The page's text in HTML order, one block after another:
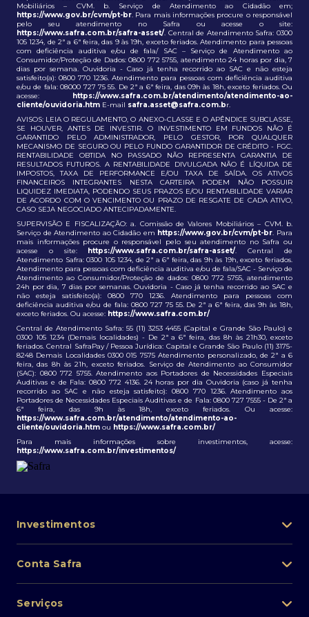
Mobiliários – CVM. b. Serviço de Atendimento ao Cidadão em;
https://www.gov.br/cvm/pt-br. Para mais informações procure o responsável
pelo seu atendimento no Safra ou acesse o site:
https://www.safra.com.br/safra-asset/. Central de Atendimento Safra: 0300
105 1234, de 2ª a 6ª feira, das 9 às 19h, exceto feriados. Atendimento para pessoas
com deficiência auditiva e/ou de fala/ SAC – Serviço de Atendimento ao
Consumidor/Proteção de Dados: 0800 772 5755, atendimento 24 horas por dia, 7
dias por semana. Ouvidoria - Caso já tenha recorrido ao SAC e não esteja
satisfeito(a): 0800 770 1236. Atendimento para pessoas com deficiência auditiva
e/ou de fala: 08000 727 75 55. De 2ª a 6ª feira, das 09h às 18h, exceto feriados. Ou
acesse: https://www.safra.com.br/atendimento/atendimento-ao-
cliente/ouvidoria.htm E-mail safra.asset@safra.com.br.
AVISOS: LEIA O REGULAMENTO, O ANEXO-CLASSE E O APÊNDICE SUBCLASSE,
SE HOUVER, ANTES DE INVESTIR. O INVESTIMENTO EM FUNDOS NÃO É
GARANTIDO PELO ADMINISTRADOR, PELO GESTOR, POR QUALQUER
MECANISMO DE SEGURO OU PELO FUNDO GARANTIDOR DE CRÉDITO - FGC.
RENTABILIDADE OBTIDA NO PASSADO NÃO REPRESENTA GARANTIA DE
RESULTADOS FUTUROS. A RENTABILIDADE DIVULGADA NÃO É LÍQUIDA DE
IMPOSTOS, TAXA DE PERFORMANCE E/OU TAXA DE SAÍDA. OS ATIVOS
FINANCEIROS INTEGRANTES NESTA CARTEIRA PODEM NÃO POSSUIR
LIQUIDEZ IMEDIATA, PODENDO SEUS PRAZOS E/OU RENTABILIDADE VARIAR
DE ACORDO COM O VENCIMENTO OU PRAZO DE RESGATE DE CADA ATIVO,
CASO SEJA NEGOCIADO ANTECIPADAMENTE.
SUPERVISÃO E FISCALIZAÇÃO: a. Comissão de Valores Mobiliários – CVM. b.
Serviço de Atendimento ao Cidadão em https://www.gov.br/cvm/pt-br. Para
mais informações procure o responsável pelo seu atendimento no Safra ou
acesse o site: https://www.safra.com.br/safra-asset/. Central de
Atendimento Safra: 0300 105 1234, de 2ª a 6ª feira, das 9h às 19h, exceto feriados.
Atendimento para pessoas com deficiência auditiva e/ou de fala/SAC - Serviço de
Atendimento ao Consumidor/Proteção de dados: 0800 772 5755, atendimento
24h por dia, 7 dias por semanas. Ouvidoria - Caso já tenha recorrido ao SAC e
não esteja satisfeito(a): 0800 770 1236. Atendimento para pessoas com
deficiência auditiva e/ou de fala: 0800 727 75 55. De 2ª a 6ª feira, das 9h às 18h,
exceto feriados. Ou acesse: https://www.safra.com.br/
Central de Atendimento Safra: 55 (11) 3253 4455 (Capital e Grande São Paulo) e
0300 105 1234 (Demais localidades) - De 2ª a 6ª feira, das 8h às 21h30, exceto
feriados. Central SafraPay / Pessoa Jurídica: Capital e Grande São Paulo (11) 3175-
8248 Demais Localidades 0300 015 7575 Atendimento personalizado, de 2ª a 6
feira, das 8h às 21h, exceto feriados. Serviço de Atendimento ao Consumidor
(SAC): 0800 772 5755. Atendimento aos Portadores de Necessidades Especiais
Auditivas e de Fala: 0800 772 4136. 24 horas por dia Ouvidoria (caso já tenha
recorrido ao SAC e não esteja satisfeito): 0800 770 1236. Atendimento aos
Portadores de Necessidades Especiais Auditivas e de Fala: 0800 727 7555 - De 2ª a
6ª feira, das 9h às 18h, exceto feriados. Ou acesse:
https://www.safra.com.br/atendimento/atendimento-ao-
cliente/ouvidoria.htm ou https://www.safra.com.br/
Para mais informações sobre investimentos, acesse:
https://www.safra.com.br/investimentos/
Investimentos
Lista de fundos de investimento
Conta Safra
Pessoa Física
Serviços